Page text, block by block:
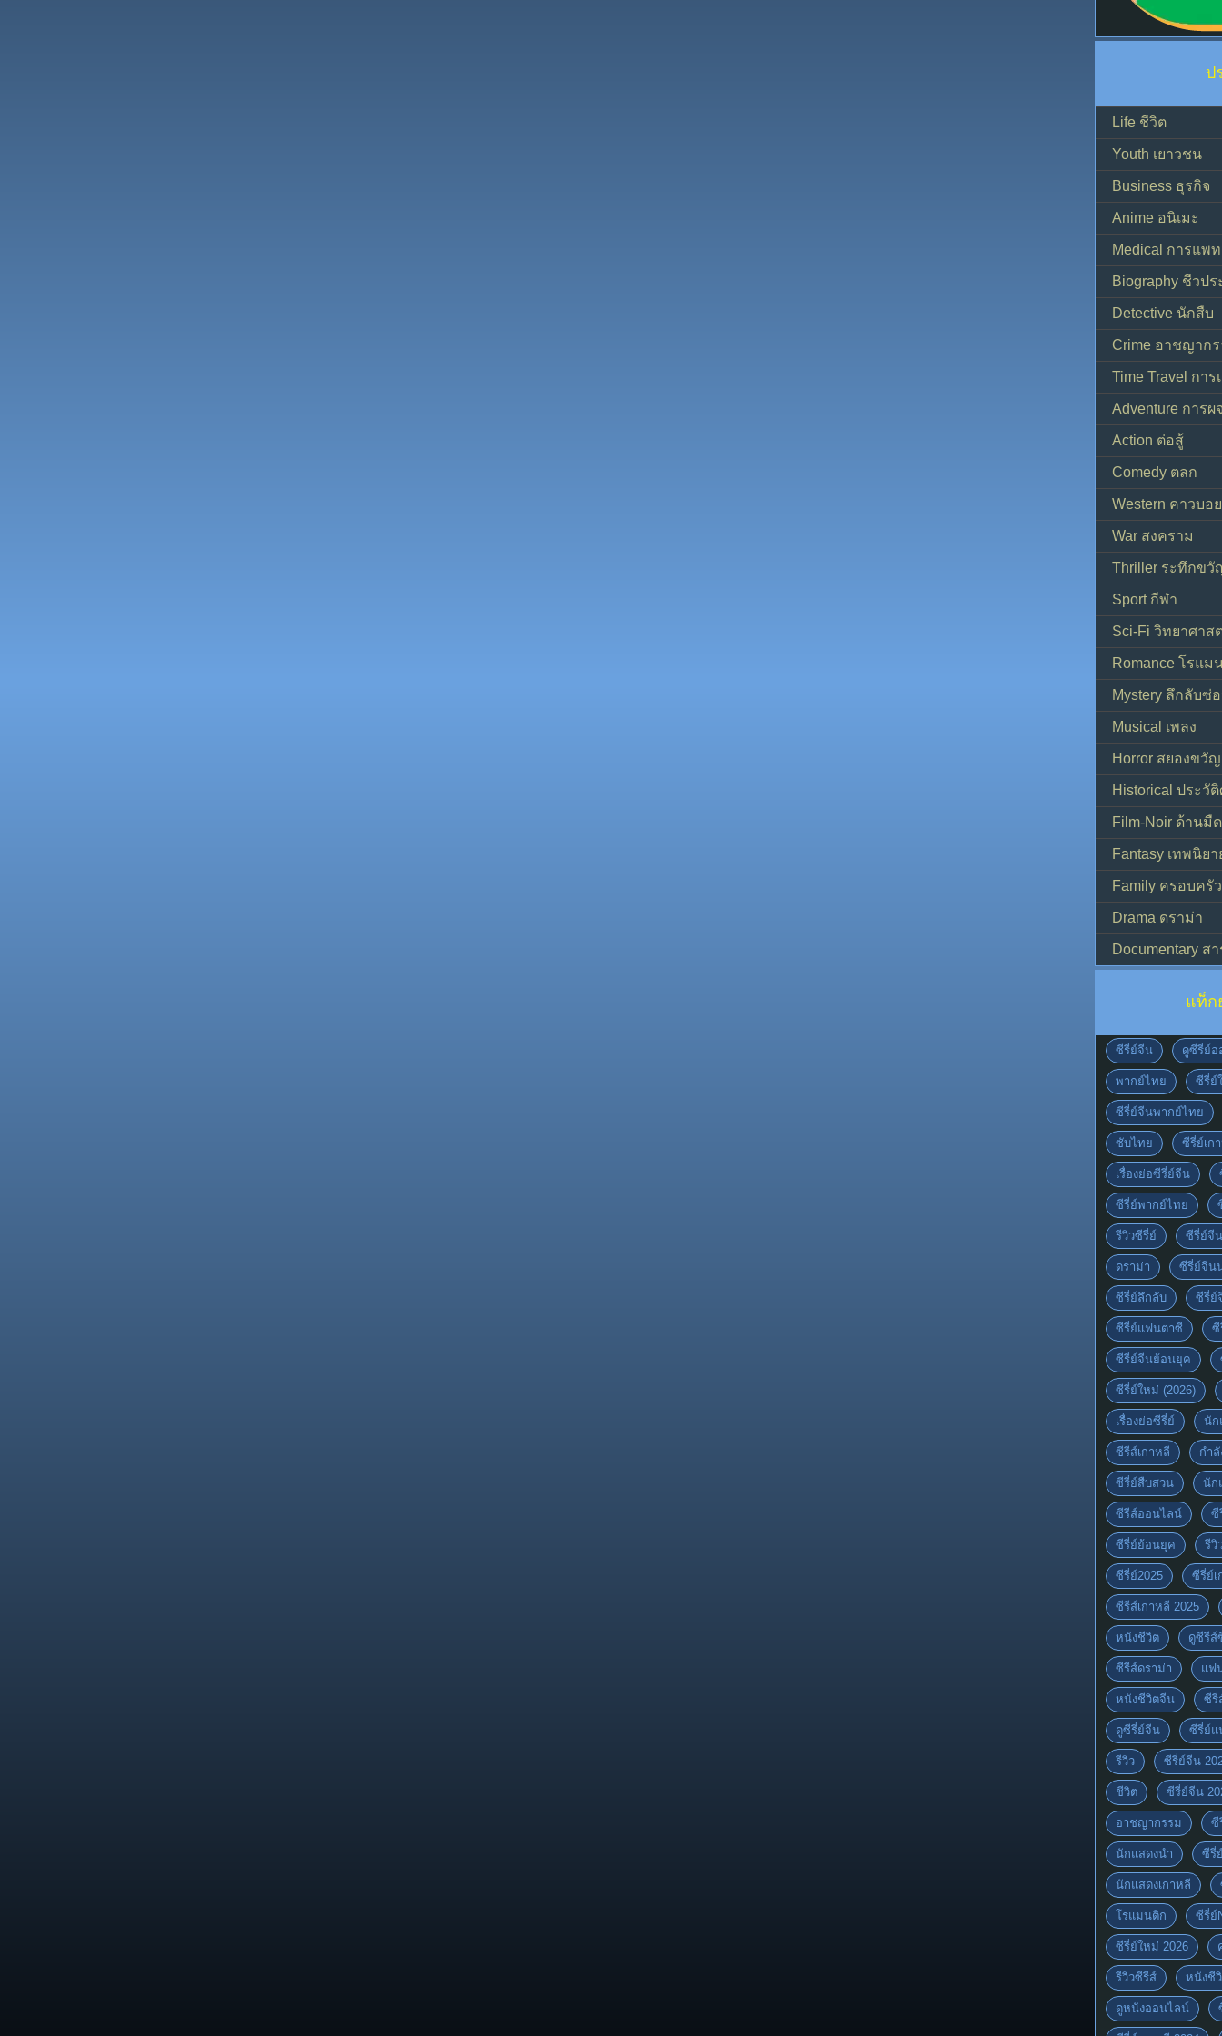
ป
Life ชีวิต
Youth เยาวชน
Business ธุรกิจ
Anime อนิเมะ
Medical การแพ
Biography ชีวปร
Detective นักสืบ
Crime อาชญาก
Time Travel กา
Adventure การ
Action ต่อสู้
Comedy ตลก
Western คาวบอ
War สงคราม
Thriller ระทึกขวั
Sport กีฬา
Sci-Fi วิทยาศาส
Romance โรแม
Mystery ลึกลับซ่
Musical เพลง
Horror สยองขวัญ
Historical ประวั
Film-Noir ด้านมื
Fantasy เทพนิยา
Family ครอบครัว
Drama ดราม่า
Documentary ส
แท็ก
ซีรี่ย์จีน ดูซีรี่ย์อ
พากย์ไทย ซีรี่ย์
ซีรี่ย์จีนพากย์ไทย
ซับไทย ซีรี่ย์เก
เรื่องย่อซีรี่ย์จีน
ซีรี่ย์พากย์ไทย
รีวิวซีรี่ย์ ซีรี่ย์จี
ดราม่า ซีรี่ย์จีน
ซีรี่ย์ลึกลับ ซีรี่ย์
ซีรี่ย์แฟนตาซี ซี
ซีรี่ย์จีนย้อนยุค
ซีรี่ย์ใหม่ (2026)
เรื่องย่อซีรี่ย์ นัก
ซีรีส์เกาหลี กำ
ซีรี่ย์สืบสวน นัก
ซีรีส์ออนไลน์ ซี
ซีรี่ย์ย้อนยุค รีวิ
ซีรี่ย์2025 ซีรี่ย์เ
ซีรีส์เกาหลี 2025
หนังชีวิต ดูซีรีส์
ซีรีส์ดราม่า แฟ
หนังชีวิตจีน ซีรี
ดูซีรี่ย์จีน ซีรี่ย์แ
รีวิว ซีรี่ย์จีน
ชีวิต ซีรี่ย์จีน
อาชญากรรม ซี
นักแสดงนำ ซีรี่
นักแสดงเกาหลี
โรแมนติก ซีรี่ย์
ซีรี่ย์ใหม่ 2026
รีวิวซีรีส์ หนังชี
ดูหนังออนไลน์